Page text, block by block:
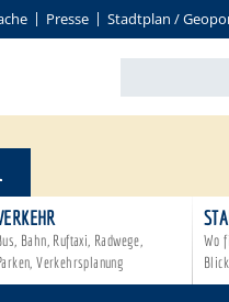
Presse Stadtplan /
Bahn, Ruftaxi, Radwege,
Verkehrsplanung
Wo